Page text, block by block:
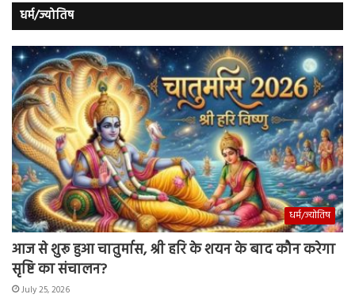
धर्म/ज्योतिष
धर्म/ज्योतिष
आज से शुरू हुआ चातुर्मास, श्री हरि के शयन के बाद कौन करेगा
सृष्टि का संचालन?
July 25, 2026